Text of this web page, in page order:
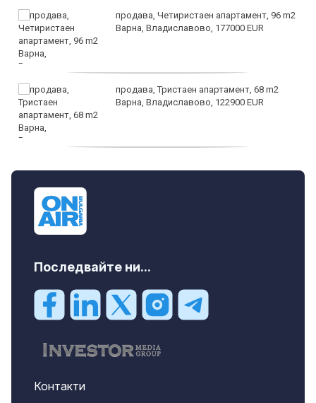
продава, Четиристаен апартамент, 96 m2
Варна, Владиславово, 177000 EUR
продава, Тристаен апартамент, 68 m2
Варна, Владиславово, 122900 EUR
Последвайте ни...
Контакти